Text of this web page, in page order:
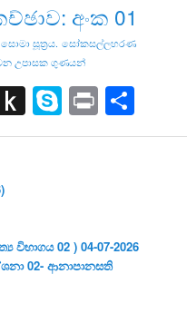
අංක 01
සොමා සූත්‍රය. සෝකසල්ලහරණ
උපාසක ගුණයන්
Push
to
Skype
Print
02 ) 04-07-2026
02- ආනාපානසති